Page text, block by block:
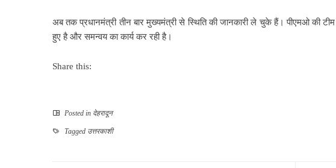
अब तक प्रधानमंत्री तीन बार मुख्यमंत्री से स्थिति की जानकारी ले चुके हैं। पीएमओ की
हुए है और समन्वय का कार्य कर रही है।
Share this:
Posted in देहरादून
Tagged उत्तरकाशी